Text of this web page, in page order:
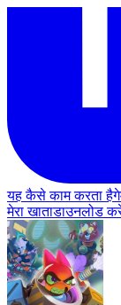
यह कैसे काम करता है
मेरा खाताडाउनलोड